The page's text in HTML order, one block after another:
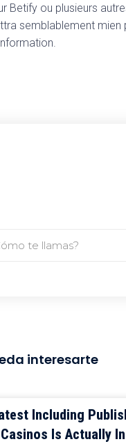
Betify ou plusieurs
semblablement
interesarte
Including
Is Actually